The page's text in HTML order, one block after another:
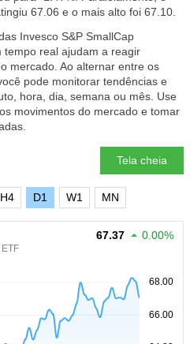
67.06 e o mais alto foi 67.10.
Invesco S&P SmallCap
tempo real ajudam a reagir
mercado. Ao alternar entre os
pode monitorar tendências e
hora, dia, semana ou mês. Use
movimentos do mercado e tomar
Tela cheia
H4 D1 W1 MN
67.37 0.00%